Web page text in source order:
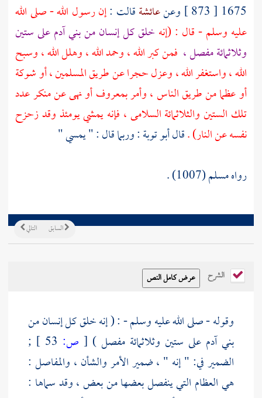
1675 [ 873 ] وعن عائشةقالت :إن رسول الله - صلى الله
عليه وسلم - قال : (إنه خلق كل إنسان من بنيآدمعلى ستين
وثلاثمائة مفصل ، فمن كبر الله ، وحمد الله ، وهلل الله ، وسبح
الله ، واستغفر الله ، وعزل حجرا عن طريق المسلمين ، أو شوكة
أو عظما من طريق الناس ، وأمر بمعروف أو نهى عن منكر عدد
تلك الستين والثلاثمائة السلامى ، فإنه يمشي يومئذ وقد زحزح
نفسه عن النار) .قالأبو توبة :وربما قال : " يمسي "
رواه مسلم (1007) .
التالي السابق
الشرح
وقوله - صلى الله عليه وسلم - : ( إنه خلق كل إنسان من
بني آدم على ستين وثلاثمائة مفصل ) [ ص:
;
الضمير في: " إنه " ، ضمير الأمر والشأن ، والمفاصل :
هي العظام التي ينفصل بعضها من بعض ، وقد سماها :